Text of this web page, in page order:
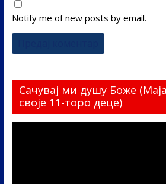
Notify me of new posts by email.
Сачувај ми душу Боже
своје 11-торо деце)